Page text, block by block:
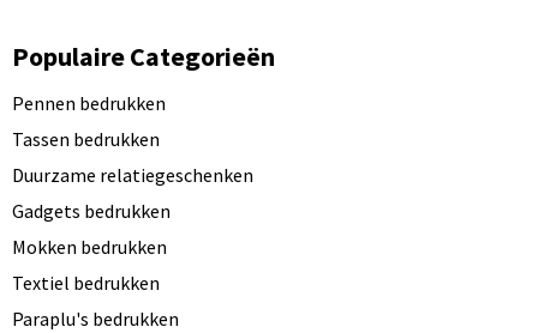
Populaire Categorieën
Pennen bedrukken
Tassen bedrukken
Duurzame relatiegeschenken
Gadgets bedrukken
Mokken bedrukken
Textiel bedrukken
Paraplu's bedrukken